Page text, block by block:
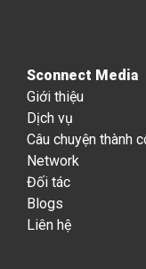
Sconnect Media
Giới thiệu
Dịch vụ
Câu chuyện thành
Network
Đối tác
Blogs
Liên hệ